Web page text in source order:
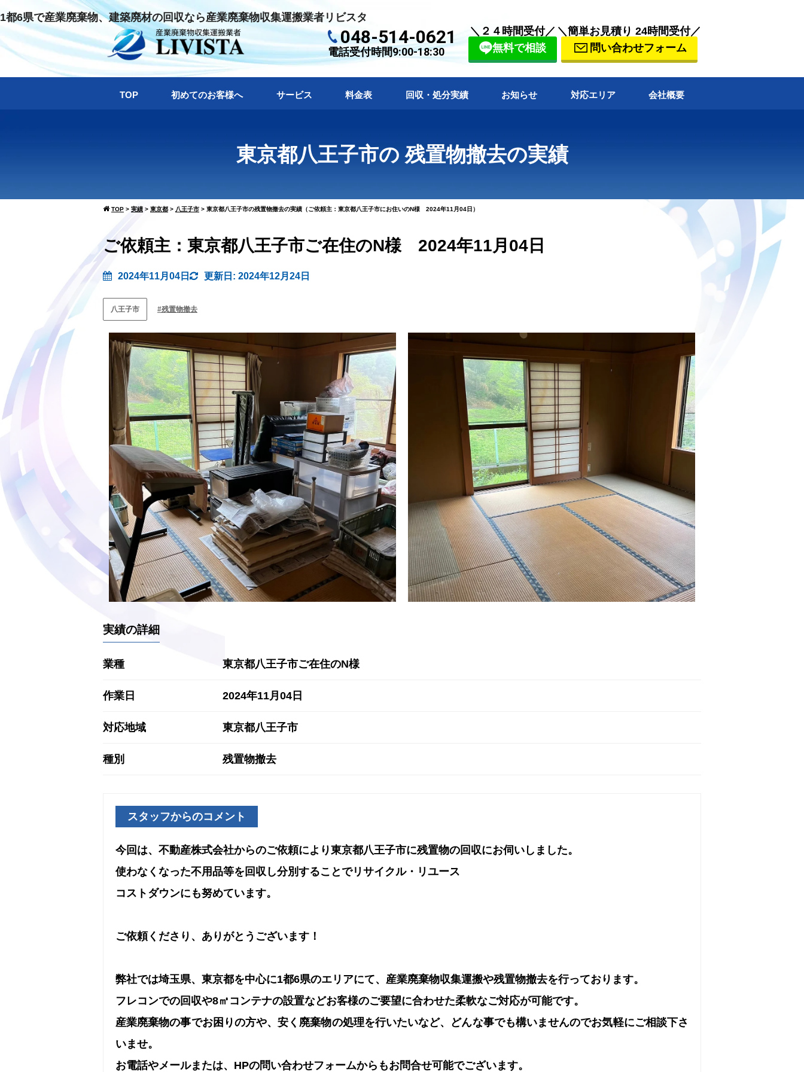
1都6県で産業廃棄物、建築廃材の回収なら産業廃棄物収集運搬業者リビスタ
048-514-0621
電話受付時間9:00-18:30
＼２４時間受付／
無料で相談
＼簡単お見積り 24時間受付／
問い合わせフォーム
TOP 初めてのお客様へ サービス 料金表 回収・処分実績 お知らせ 対応エリア 会社概要
東京都八王子市の 残置物撤去の実績
TOP > 実績 > 東京都 > 八王子市 > 東京都八王子市の残置物撤去の実績（ご依頼主：東京都八王子市にお住いのN様 2024年11月04日）
ご依頼主：東京都八王子市ご在住のN様 2024年11月04日
2024年11月04日 更新日: 2024年12月24日
八王子市 残置物撤去
実績の詳細
業種 東京都八王子市ご在住のN様
作業日 2024年11月04日
対応地域 東京都八王子市
種別 残置物撤去
スタッフからのコメント
今回は、不動産株式会社からのご依頼により東京都八王子市に残置物の回収にお伺いしました。
使わなくなった不用品等を回収し分別することでリサイクル・リユース
コストダウンにも努めています。
ご依頼くださり、ありがとうございます！
弊社では埼玉県、東京都を中心に1都6県のエリアにて、産業廃棄物収集運搬や残置物撤去を行っております。
フレコンでの回収や8㎥コンテナの設置などお客様のご要望に合わせた柔軟なご対応が可能です。
産業廃棄物の事でお困りの方や、安く廃棄物の処理を行いたいなど、どんな事でも構いませんのでお気軽にご相談下さ
いませ。
お電話やメールまたは、HPの問い合わせフォームからもお問合せ可能でございます。